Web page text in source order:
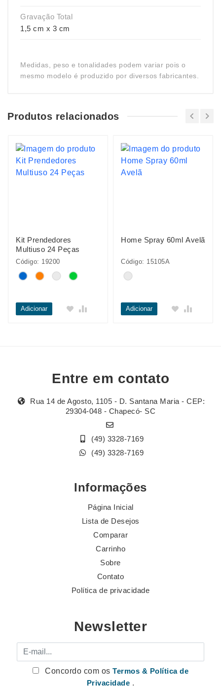
Gravação Total
1,5 cm x 3 cm
Medidas, peso e tonalidades podem variar pois o
mesmo modelo é produzido por diversos fabricantes.
Produtos relacionados
Kit Prendedores
Multiuso 24 Peças
Código: 19200
Adicionar
Home Spray 60ml Avelã
Código: 15105A
Adicionar
Entre em contato
Rua 14 de Agosto, 1105 - D. Santana Maria - CEP:
29304-048 - Chapecó- SC
(49) 3328-7169
(49) 3328-7169
Informações
Página Inicial
Lista de Desejos
Comparar
Carrinho
Sobre
Contato
Política de privacidade
Newsletter
E-mail
Concordo com osTermos & Política de
Privacidade .